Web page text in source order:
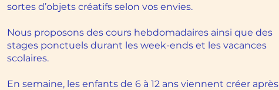
sortes d’objets créatifs selon vos envies.
Nous proposons des cours hebdomadaires ainsi que des
stages ponctuels durant les week-ends et les vacances
scolaires.
En semaine, les enfants de 6 à 12 ans viennent créer après